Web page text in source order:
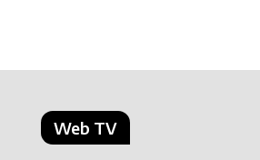
Web TV